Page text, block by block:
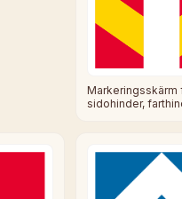
Markeringsskärm
sidohinder,